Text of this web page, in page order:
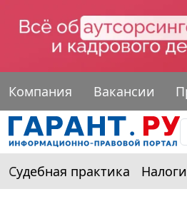
Компания Вакансии
Судебная практика